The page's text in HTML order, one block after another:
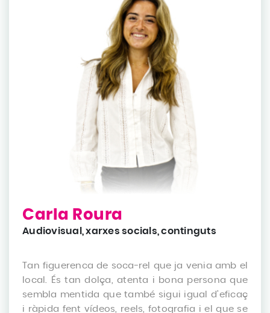
Carla Roura
Audiovisual, xarxes socials, continguts
Tan figuerenca de soca-rel que ja venia amb el
local. És tan dolça, atenta i bona persona que
sembla mentida que també sigui igual d’eficaç
i ràpida fent vídeos, reels, fotografia i el que se